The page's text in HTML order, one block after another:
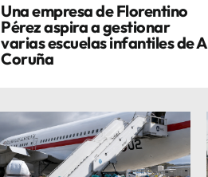
Una empresa de Florentino
Pérez aspira a gestionar
varias escuelas infantiles de A
Coruña